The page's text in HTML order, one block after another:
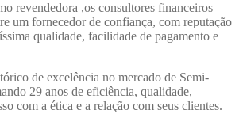
revendedora ,os consultores financeiros
um fornecedor de confiança, com reputação
qualidade, facilidade de pagamento e
de excelência no mercado de Semi-
29 anos de eficiência, qualidade,
com a ética e a relação com seus clientes.